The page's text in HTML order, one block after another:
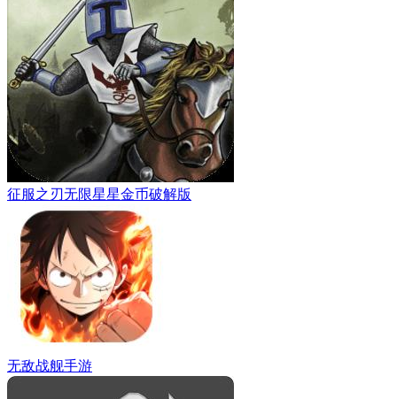
征服之刃无限星星金币破解版
无敌战舰手游